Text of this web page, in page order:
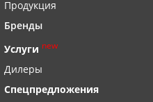
Продукция
Бренды
Услуги new
Дилеры
Спецпредложения